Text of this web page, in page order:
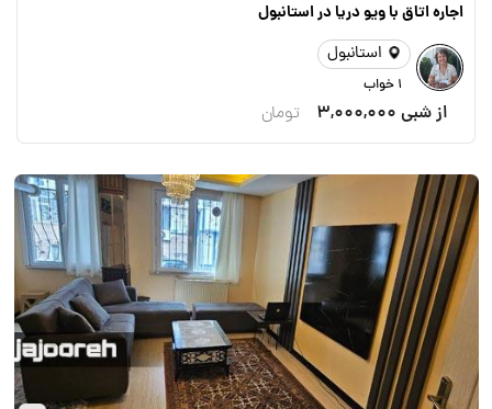
اجاره اتاق با ویو دریا در استانبول
استانبول
1 خواب
از شبی 3,000,000 تومان